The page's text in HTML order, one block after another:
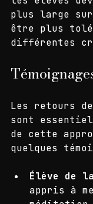
En explorant
les élèves
plus large
être plus
Les retours
sont
de cette
quelques
Élève de